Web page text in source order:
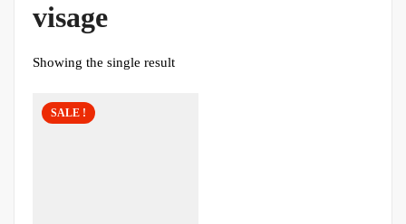
visage
Showing the single result
SALE !